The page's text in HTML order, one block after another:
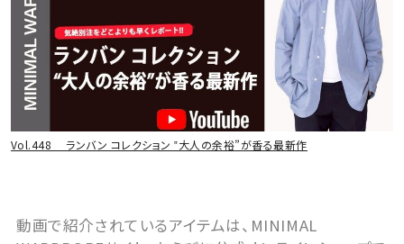
Vol.448 ランバン コレクション ‟大人の余裕”が香る最新作
動画で紹介されているアイテムは、MINIMAL